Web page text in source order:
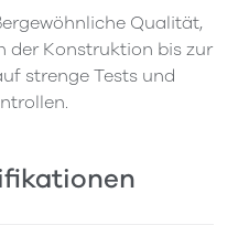
Qualität,
der Konstruktion bis zur
strenge Tests und